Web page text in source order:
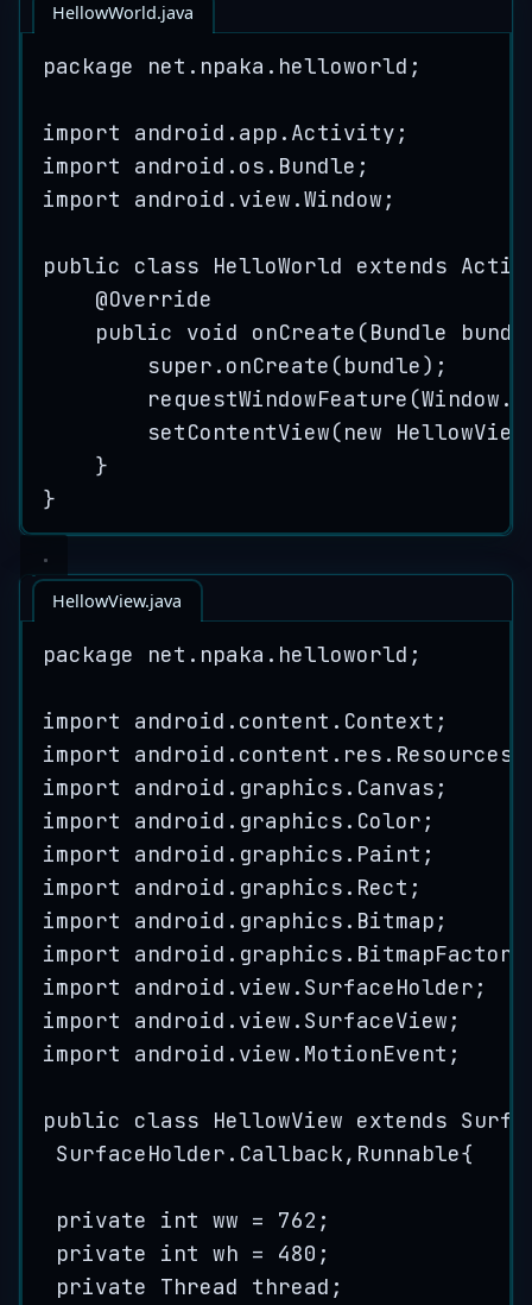
HellowWorld.java
package net . npaka . helloworld ;
import android . app . Activity ;
import
android . os . Bundle ;
import
android . view .Window ;
public class HelloWorld extends
@Override
public
void onCreate (Bundle
super . onCreate (bundle) ;
requestWindowFeature (Window .
setContentView(new HellowView
}
}
HellowView.java
package net . npaka . helloworld ;
import android . content . Context ;
import
android . content . res . Resources
import
android . graphics . Canvas ;
import
android . graphics . Color ;
import
android . graphics . Paint ;
import
android . graphics . Rect ;
import
android . graphics . Bitmap ;
import
android . graphics . BitmapFactory
import
android . view . SurfaceHolder ;
import
android . view . SurfaceView ;
import
android . view . MotionEvent ;
public class HellowView extends
SurfaceHolder.Callback, Runnable{
private int ww = 762 ;
private
int wh = 480 ;
private
Thread thread ;